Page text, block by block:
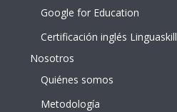
Google for Education
Certificación inglés Linguaskill
Nosotros
Quiénes somos
Metodología